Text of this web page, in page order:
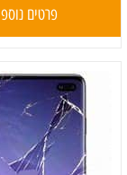
פרטים